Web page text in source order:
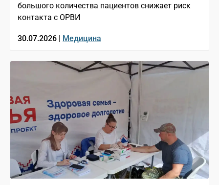
большого количества пациентов снижает риск
контакта с ОРВИ
30.07.2026 | Медицина